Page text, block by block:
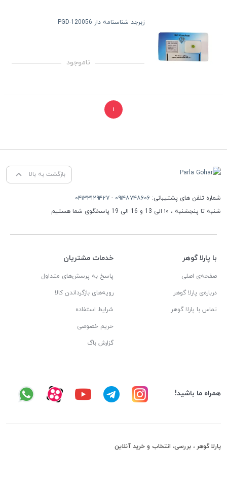
زبرجد شناسنامه دار PGD-120056
ناموجود
۱
بازگشت به بالا
شماره تلفن های پشتیبانی: ۰۹۱۴۸۷۴۸۶۰۶ - ۰۴۱۳۳۱۲۹۴۲۷
شنبه تا پنجشنبه ، ۱۰ الی 13 و 16 الی 19 پاسخگوی شما هستیم
با پارلا گوهر
صفحه‌ی اصلی
درباره‌ی پارلا گوهر
تماس با پارلا گوهر
خدمات مشتریان
پاسخ به پرسش‌های متداول
رویه‌های بازگرداندن کالا
شرایط استفاده
حریم خصوصی
گزارش باگ
همراه ما باشید!
پارلا گوهر ، بررسی، انتخاب و خرید آنلاین